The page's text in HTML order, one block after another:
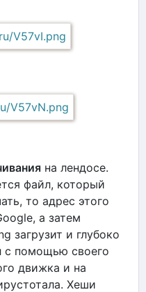
на лендосе.
файл, который
то адрес этого
а затем
загрузит и глубоко
с помощью своего
движка и на
Хеши